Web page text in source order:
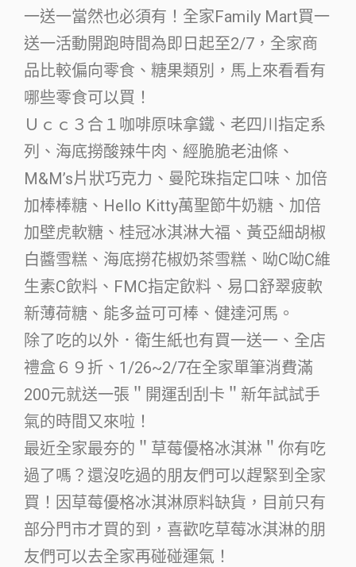
一送一當然也必須有！全家Family Mart買一
送一活動開跑時間為即日起至2/7，全家商
品比較偏向零食、糖果類別，馬上來看看有
哪些零食可以買！
Ｕｃｃ３合１咖啡原味拿鐵、老四川指定系
列、海底撈酸辣牛肉、經脆脆老油條、
M&M’s片狀巧克力、曼陀珠指定口味、加倍
加棒棒糖、Hello Kitty萬聖節牛奶糖、加倍
加壁虎軟糖、桂冠冰淇淋大福、黃亞細胡椒
白醬雪糕、海底撈花椒奶茶雪糕、呦C呦C維
生素C飲料、FMC指定飲料、易口舒翠疲軟
新薄荷糖、能多益可可棒、健達河馬。
除了吃的以外．衛生紙也有買一送一、全店
禮盒６９折、1/26~2/7在全家單筆消費滿
200元就送一張＂開運刮刮卡＂新年試試手
氣的時間又來啦！
最近全家最夯的＂草莓優格冰淇淋＂你有吃
過了嗎？還沒吃過的朋友們可以趕緊到全家
買！因草莓優格冰淇淋原料缺貨，目前只有
部分門市才買的到，喜歡吃草莓冰淇淋的朋
友們可以去全家再碰碰運氣！